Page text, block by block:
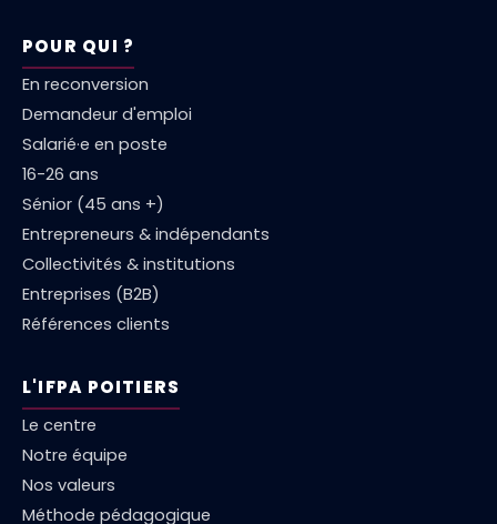
POUR QUI ?
En reconversion
Demandeur d'emploi
Salarié·e en poste
16-26 ans
Sénior (45 ans +)
Entrepreneurs & indépendants
Collectivités & institutions
Entreprises (B2B)
Références clients
L'IFPA POITIERS
Le centre
Notre équipe
Nos valeurs
Méthode pédagogique